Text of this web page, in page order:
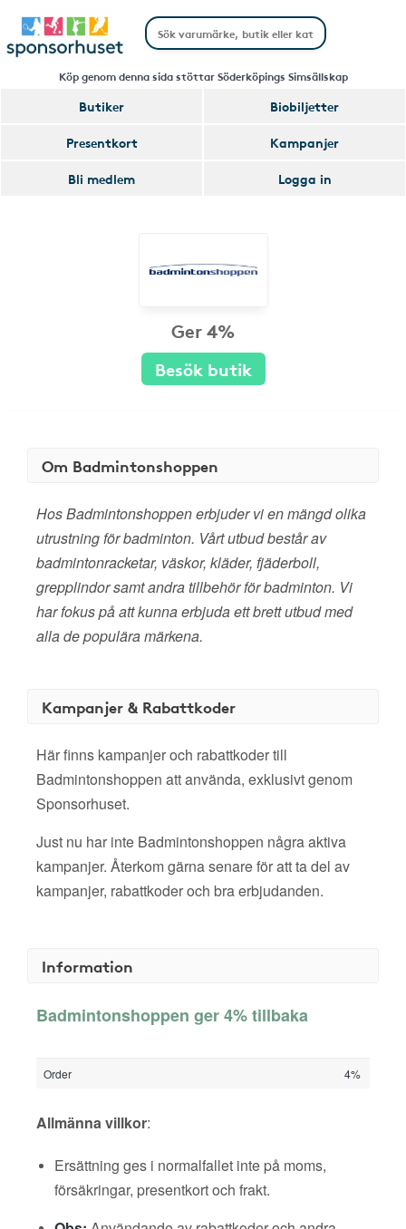
Köp genom denna sida stöttar Söderköpings Simsällskap
Butiker
Biobiljetter
Presentkort
Kampanjer
Bli medlem
Logga in
Ger 4%
Besök butik
Om Badmintonshoppen
Hos Badmintonshoppen erbjuder vi en mängd olika
utrustning för badminton. Vårt utbud består av
badmintonracketar, väskor, kläder, fjäderboll,
grepplindor samt andra tillbehör för badminton. Vi
har fokus på att kunna erbjuda ett brett utbud med
alla de populära märkena.
Kampanjer & Rabattkoder
Här finns kampanjer och rabattkoder till
Badmintonshoppen att använda, exklusivt genom
Sponsorhuset.
Just nu har inte Badmintonshoppen några aktiva
kampanjer. Återkom gärna senare för att ta del av
kampanjer, rabattkoder och bra erbjudanden.
Information
Badmintonshoppen ger 4% tillbaka
Order 4%
Allmänna villkor:
Ersättning ges i normalfallet inte på moms,
försäkringar, presentkort och frakt.